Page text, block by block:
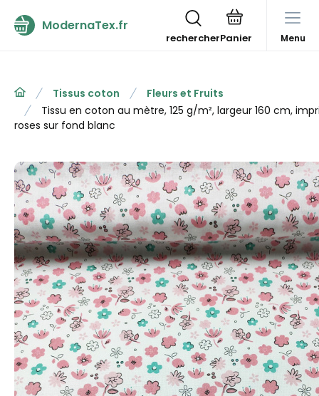
ModernaTex.fr
rechercher Menu
Tissus coton
Fleurs et Fruits
Tissu en coton au mètre, 125 g/m², largeur 160 cm,
roses sur fond blanc